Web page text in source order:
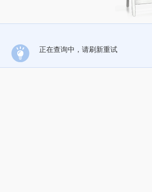
正在查询中，请刷新重试